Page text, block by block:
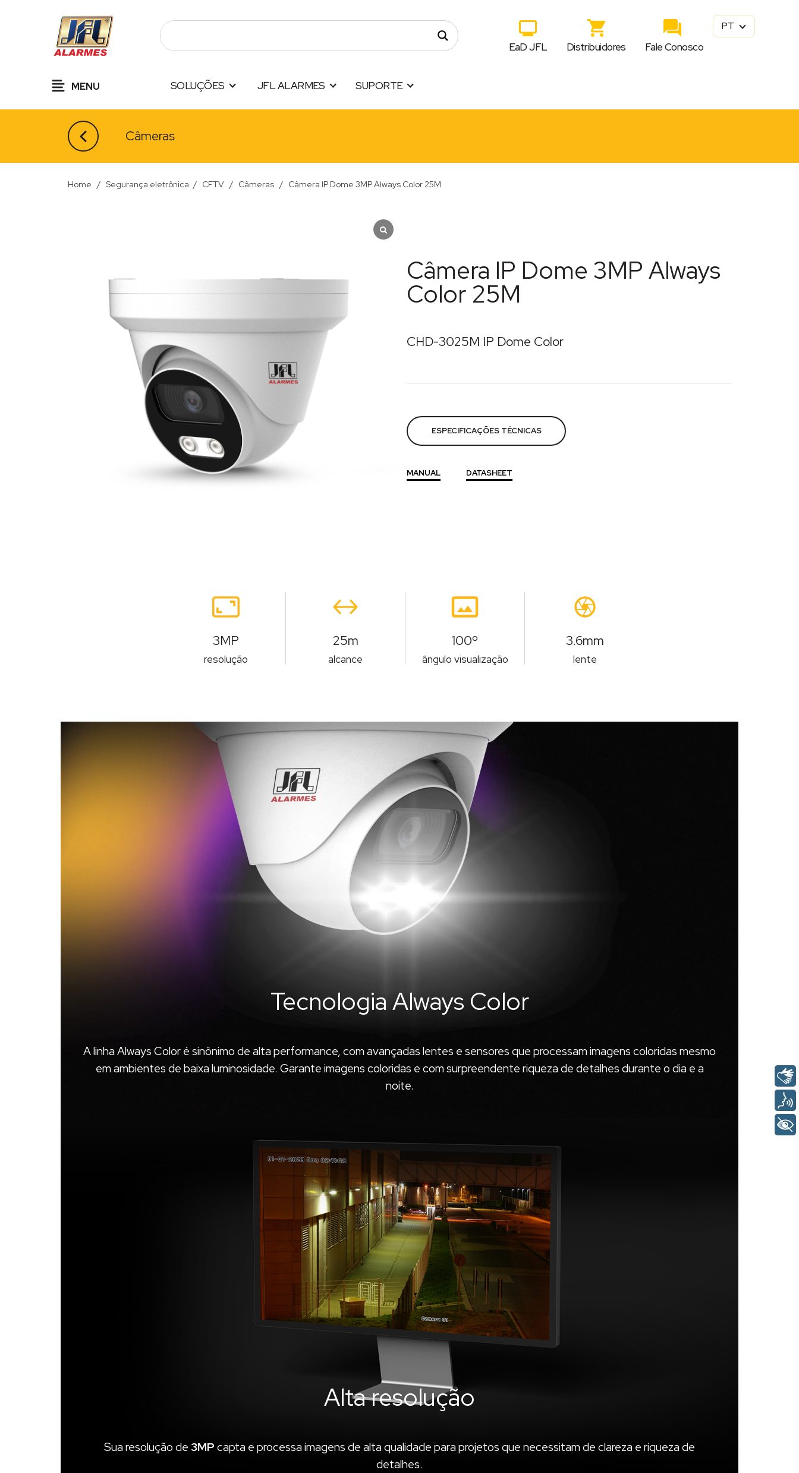
EaD JFL Distribuidores Fale Conosco
PT
MENU SOLUÇÕES JFL ALARMES SUPORTE
Câmeras
Home / Segurança eletrônica / CFTV / Câmeras / Câmera IP Dome 3MP Always Color 25M
Câmera IP Dome 3MP Always
Color 25M
CHD-3025M IP Dome Color
ESPECIFICAÇÕES TÉCNICAS
MANUAL DATASHEET
resolução
3MP
alcance
25m
ângulo visualização
100º
lente
3.6mm
Descrição
Tecnologia Always Color
A linha Always Color é sinônimo de alta performance, com avançadas lentes e sensores que processam imagens coloridas mesmo
em ambientes de baixa luminosidade. Garante imagens coloridas e com surpreendente riqueza de detalhes durante o dia e a
noite.
Alta resolução
Sua resolução de 3MP capta e processa imagens de alta qualidade para projetos que necessitam de clareza e riqueza de
detalhes.